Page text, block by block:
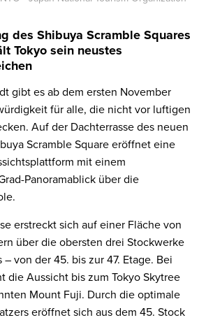
des Shibuya Scramble Squares
Tokyo sein neustes
gibt es ab dem ersten November
für alle, die nicht vor luftigen
Auf der Dachterrasse des neuen
Scramble Square eröffnet eine
mit einem
Panoramablick über die
erstreckt sich auf einer Fläche von
über die obersten drei Stockwerke
von der 45. bis zur 47. Etage. Bei
die Aussicht bis zum Tokyo Skytree
Mount Fuji. Durch die optimale
eröffnet sich aus dem 45. Stock